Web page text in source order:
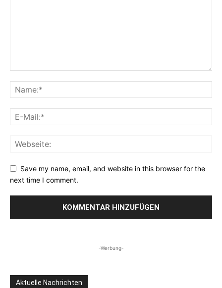
Save my name, email, and website in this browser for the
next time I comment.
-Werbung-
Aktuelle Nachrichten